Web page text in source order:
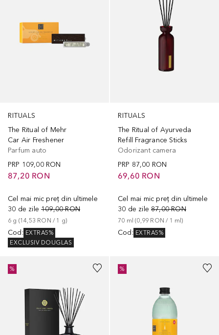
RITUALS
The Ritual of Mehr
Car Air Freshener
Parfum auto
PRP 109,00 RON
87,20 RON
Cel mai mic preț din ultimele
30 de zile 109,00 RON
6 g (14,53 RON / 1 g)
Cod: EXTRA5%
EXCLUSIV DOUGLAS
RITUALS
The Ritual of Ayurveda
Refill Fragrance Sticks
Odorizant camera
PRP 87,00 RON
69,60 RON
Cel mai mic preț din ultimele
30 de zile 87,00 RON
70 ml (0,99 RON / 1 ml)
Cod: EXTRA5%
% %